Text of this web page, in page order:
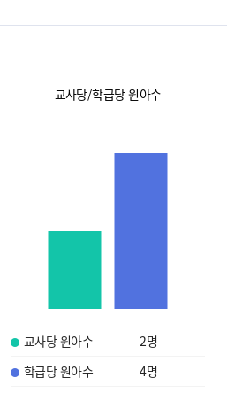
교사당/학급당 원아수
교사당 원아수 2명
학급당 원아수
4명